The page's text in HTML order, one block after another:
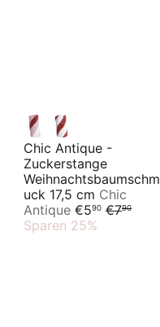
Chic Antique -
Zuckerstange
Weihnachtsbaumschm
uck 17,5 cm Chic
Antique S
o
€590 N
€790
Sparen 25%